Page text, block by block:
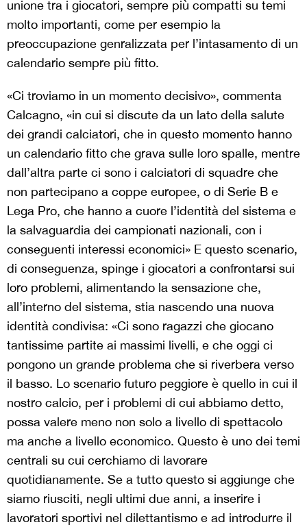
unione tra i giocatori, sempre più compatti su temi
molto importanti, come per esempio la
preoccupazione genralizzata per l’intasamento di un
calendario sempre più fitto.
«Ci troviamo in un momento decisivo», commenta
Calcagno, «in cui si discute da un lato della salute
dei grandi calciatori, che in questo momento hanno
un calendario fitto che grava sulle loro spalle, mentre
dall’altra parte ci sono i calciatori di squadre che
non partecipano a coppe europee, o di Serie B e
Lega Pro, che hanno a cuore l’identità del sistema e
la salvaguardia dei campionati nazionali, con i
conseguenti interessi economici» E questo scenario,
di conseguenza, spinge i giocatori a confrontarsi sui
loro problemi, alimentando la sensazione che,
all’interno del sistema, stia nascendo una nuova
identità condivisa: «Ci sono ragazzi che giocano
tantissime partite ai massimi livelli, e che oggi ci
pongono un grande problema che si riverbera verso
il basso. Lo scenario futuro peggiore è quello in cui il
nostro calcio, per i problemi di cui abbiamo detto,
possa valere meno non solo a livello di spettacolo
ma anche a livello economico. Questo è uno dei temi
centrali su cui cerchiamo di lavorare
quotidianamente. Se a tutto questo si aggiunge che
siamo riusciti, negli ultimi due anni, a inserire i
lavoratori sportivi nel dilettantismo e ad introdurre il